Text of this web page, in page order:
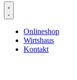
Onlineshop
Wirtshaus
Kontakt